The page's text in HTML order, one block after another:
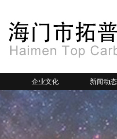
企业文化 新闻动态